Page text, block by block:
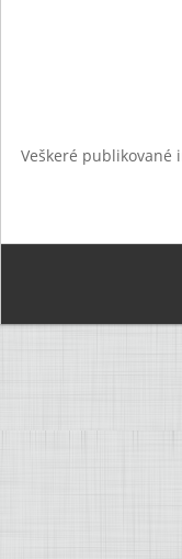
Veškeré publikované